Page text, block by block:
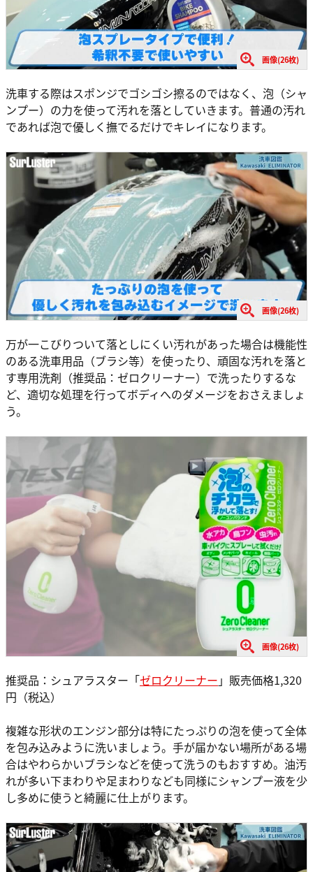
画像(26枚)
洗車する際はスポンジでゴシゴシ擦るのではなく、泡（シャ
ンプー）の力を使って汚れを落としていきます。普通の汚れ
であれば泡で優しく撫でるだけでキレイになります。
画像(26枚)
万が一こびりついて落としにくい汚れがあった場合は機能性
のある洗車用品（ブラシ等）を使ったり、頑固な汚れを落と
す専用洗剤（推奨品：ゼロクリーナー）で洗ったりするな
ど、適切な処理を行ってボディへのダメージをおさえましょ
う。
画像(26枚)
推奨品：シュアラスター「ゼロクリーナー 」販売価格1,320
円（税込）
複雑な形状のエンジン部分は特にたっぷりの泡を使って全体
を包み込みように洗いましょう。手が届かない場所がある場
合はやわらかいブラシなどを使って洗うのもおすすめ。油汚
れが多い下まわりや足まわりなども同様にシャンプー液を少
し多めに使うと綺麗に仕上がります。